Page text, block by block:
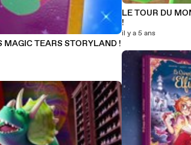
MAGIC TEARS STORYLAND !
LE TOUR DU
!
il y a 5 ans